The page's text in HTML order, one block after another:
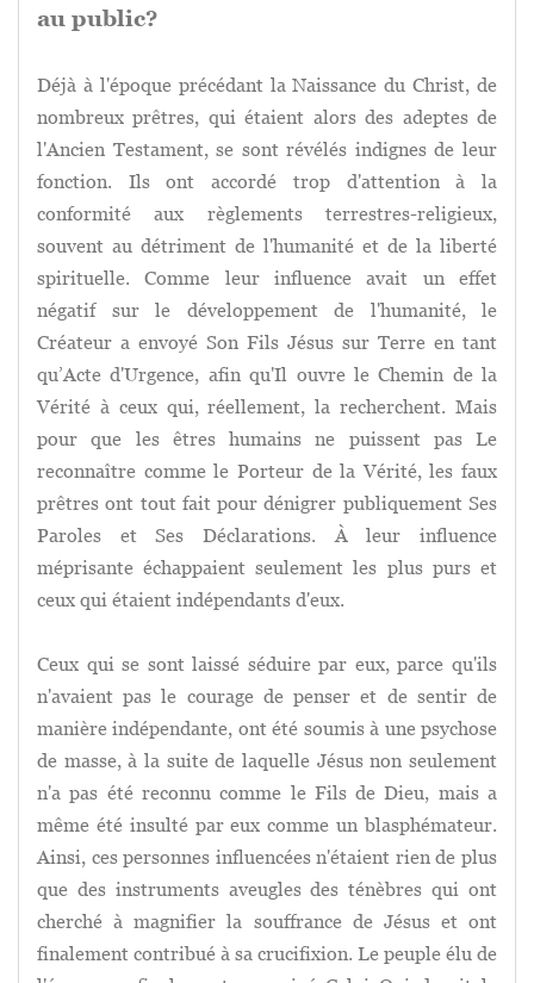
au public?
Déjà à l'époque précédant la Naissance du Christ, de
nombreux prêtres, qui étaient alors des adeptes de
l'Ancien Testament, se sont révélés indignes de leur
fonction. Ils ont accordé trop d'attention à la
conformité aux règlements terrestres-religieux,
souvent au détriment de l'humanité et de la liberté
spirituelle. Comme leur influence avait un effet
négatif sur le développement de l'humanité, le
Créateur a envoyé Son Fils Jésus sur Terre en tant
qu’Acte d'Urgence, afin qu'Il ouvre le Chemin de la
Vérité à ceux qui, réellement, la recherchent. Mais
pour que les êtres humains ne puissent pas Le
reconnaître comme le Porteur de la Vérité, les faux
prêtres ont tout fait pour dénigrer publiquement Ses
Paroles et Ses Déclarations. À leur influence
méprisante échappaient seulement les plus purs et
ceux qui étaient indépendants d'eux.
Ceux qui se sont laissé séduire par eux, parce qu'ils
n'avaient pas le courage de penser et de sentir de
manière indépendante, ont été soumis à une psychose
de masse, à la suite de laquelle Jésus non seulement
n'a pas été reconnu comme le Fils de Dieu, mais a
même été insulté par eux comme un blasphémateur.
Ainsi, ces personnes influencées n'étaient rien de plus
que des instruments aveugles des ténèbres qui ont
cherché à magnifier la souffrance de Jésus et ont
finalement contribué à sa crucifixion. Le peuple élu de